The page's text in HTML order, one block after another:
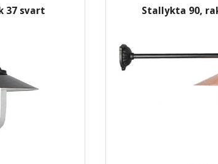
37 svart Stallykta 90,